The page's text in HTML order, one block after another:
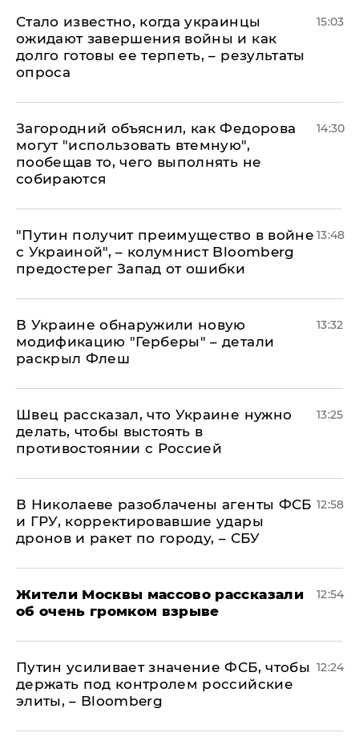
Стало известно, когда украинцы
ожидают завершения войны и как
долго готовы ее терпеть, – результаты
опроса
15:03
Загородний объяснил, как Федорова
могут "использовать втемную",
пообещав то, чего выполнять не
собираются
14:30
"Путин получит преимущество в войне
с Украиной", – колумнист Bloomberg
предостерег Запад от ошибки
13:48
В Украине обнаружили новую
модификацию "Герберы" – детали
раскрыл Флеш
13:32
Швец рассказал, что Украине нужно
делать, чтобы выстоять в
противостоянии с Россией
13:25
В Николаеве разоблачены агенты ФСБ
и ГРУ, корректировавшие удары
дронов и ракет по городу, – СБУ
12:58
Жители Москвы массово рассказали
об очень громком взрыве
12:54
Путин усиливает значение ФСБ, чтобы
держать под контролем российские
элиты, – Bloomberg
12:24